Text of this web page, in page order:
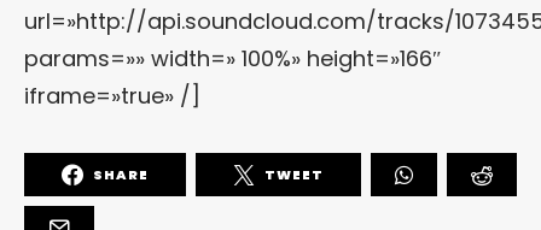
url=»http://api.soundcloud.com/tracks/
params=»» width=» 100%» height=»166″
iframe=»true» /]
SHARE TWEET